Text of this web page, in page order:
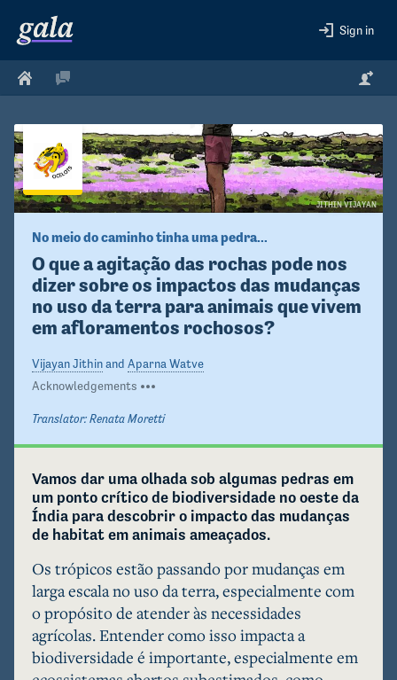
Sign in
JITHIN VIJAYAN
No meio do caminho tinha uma pedra...
O que a agitação das rochas pode nos
dizer sobre os impactos das mudanças
no uso da terra para animais que vivem
em afloramentos rochosos?
Vijayan Jithinand Aparna Watve
Acknowledgements
Translator:Renata Moretti
Vamos dar uma olhada sob algumas pedras em
um ponto crítico de biodiversidade no oeste da
Índia para descobrir o impacto das mudanças
de habitat em animais ameaçados.
Os trópicos estão passando por mudanças em
larga escala no uso da terra, especialmente com
o propósito de atender às necessidades
agrícolas. Entender como isso impacta a
biodiversidade é importante, especialmente em